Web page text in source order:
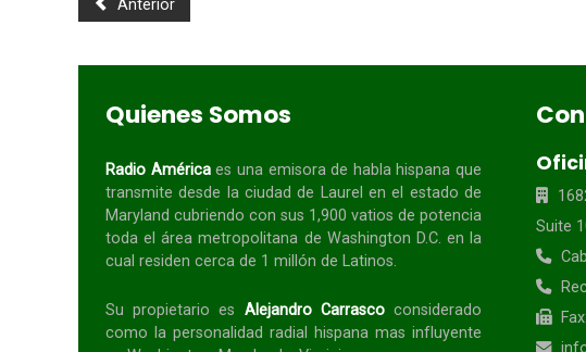
Anterior
Quienes Somos
Radio Américaes una emisora de habla hispana que
transmite desde la ciudad de Laurel en el estado de
Maryland cubriendo con sus 1,900 vatios de potencia
toda el área metropolitana de Washington D.C. en la
cual residen cerca de 1 millón de Latinos.
Su propietario es Alejandro Carrascoconsiderado
como la personalidad radial
hispana mas influyente
Suite